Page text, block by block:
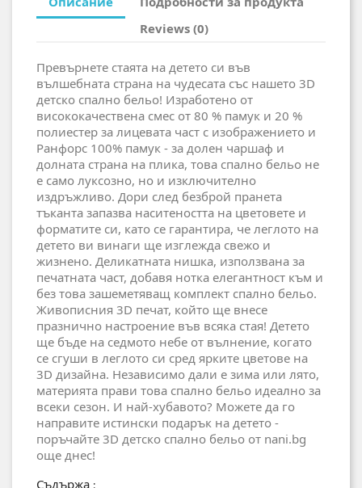
Reviews (0)
Превърнете стаята на детето си във
вълшебната страна на чудесата със нашето 3D
детско спално бельо! Изработено от
висококачествена смес от 80 % памук и 20 %
полиестер за лицевата част с изображението и
Ранфорс 100% памук - за долен чаршаф и
долната страна на плика, това спално бельо не
е само луксозно, но и изключително
издръжливо. Дори след безброй пранета
тъканта запазва наситеността на цветовете и
форматите си, като се гарантира, че леглото на
детето ви винаги ще изглежда свежо и
жизнено. Деликатната нишка, използвана за
печатната част, добавя нотка елегантност към и
без това зашеметяващ комплект спално бельо.
Живописния 3D печат, който ще внесе
празнично настроение във всяка стая! Детето
ще бъде на седмото небе от вълнение, когато
се сгуши в леглото си сред ярките цветове на
3D дизайна. Независимо дали е зима или лято,
материята прави това спално бельо идеално за
всеки сезон. И най-хубавото? Можете да го
направите истински подарък на детето -
поръчайте 3D детско спално бельо от nani.bg
още днес!
Съдържа :